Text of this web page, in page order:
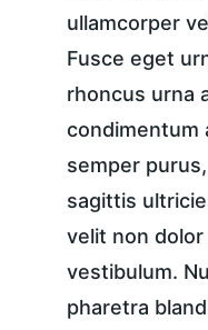
ullamcorper
Fusce eget
rhoncus urna
condimentum
semper
sagittis
velit non
vestibulum.
pharetra